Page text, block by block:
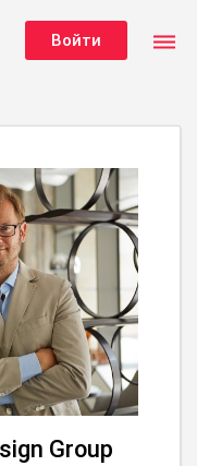
Войти dehaze
Group